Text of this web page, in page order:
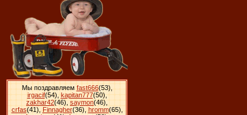
Мы поздравляем fast666(53)
irgacif(54) kapitan777(50)
zakhar42(46) saymon(46)
crfas(41) Finnagher(36) hromm(65)